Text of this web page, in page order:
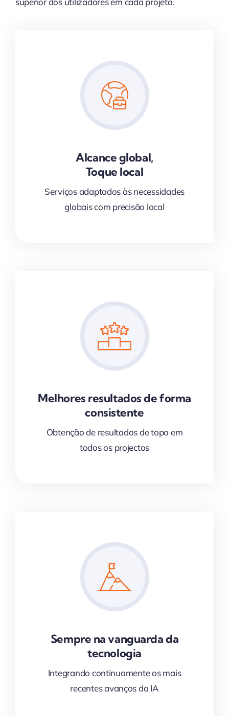
Alcance global,
Toque local
Serviços adaptados às necessidades
globais com precisão local
Melhores resultados de forma
consistente
Obtenção de resultados de topo em
todos os projectos
Sempre na vanguarda da
tecnologia
Integrando continuamente os mais
recentes avanços da IA